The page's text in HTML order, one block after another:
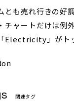
とも売れ行きの好
チャートだけは例
Electricity」がト
関連タグ